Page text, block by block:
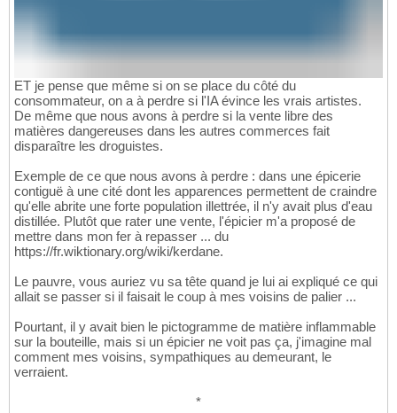
ET je pense que même si on se place du côté du
consommateur, on a à perdre si l'IA évince les vrais artistes.
De même que nous avons à perdre si la vente libre des
matières dangereuses dans les autres commerces fait
disparaître les droguistes.
Exemple de ce que nous avons à perdre : dans une épicerie
contiguë à une cité dont les apparences permettent de craindre
qu'elle abrite une forte population illettrée, il n'y avait plus d'eau
distillée. Plutôt que rater une vente, l'épicier m'a proposé de
mettre dans mon fer à repasser ... du
https://fr.wiktionary.org/wiki/kerdane.
Le pauvre, vous auriez vu sa tête quand je lui ai expliqué ce qui
allait se passer si il faisait le coup à mes voisins de palier ...
Pourtant, il y avait bien le pictogramme de matière inflammable
sur la bouteille, mais si un épicier ne voit pas ça, j'imagine mal
comment mes voisins, sympathiques au demeurant, le
verraient.
*